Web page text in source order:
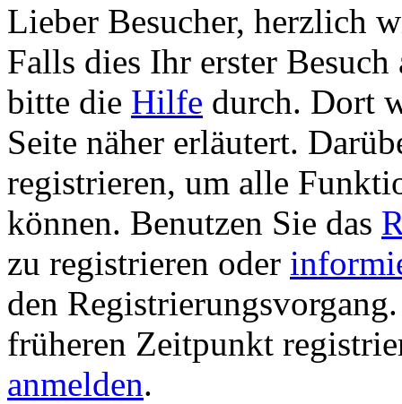
Lieber Besucher, herzlich
Falls dies Ihr erster
bitte die Hilfe durch. Dort
Seite näher erläutert.
registrieren, um alle
können. Benutzen Sie das
zu registrieren oder
den
früheren Zeitpunkt
anmelden.